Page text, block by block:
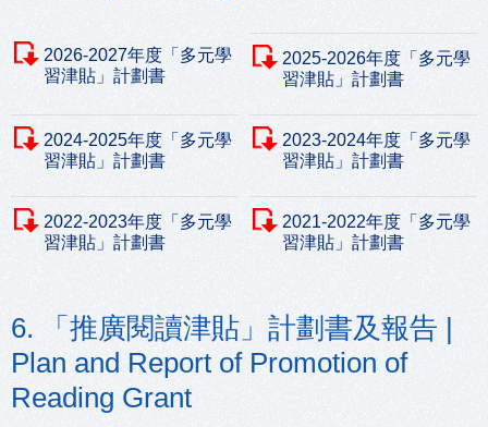
2026-2027年度「多元學
習津貼」計劃書
2025-2026年度「多元學
習津貼」計劃書
2024-2025年度「多元學
習津貼」計劃書
2023-2024年度「多元學
習津貼」計劃書
2022-2023年度「多元學
習津貼」計劃書
2021-2022年度「多元學
習津貼」計劃書
6. 「推廣閱讀津貼」計劃書及報告 |
Plan and Report of Promotion of
Reading Grant